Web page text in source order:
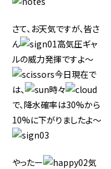
さて、お天気ですが、皆さ
ん
高気圧ギャ
ルの威力発揮ですよ～
今日現在で
は、
時々
で、降水確率は30%から
10%に下がりましたよ～
やったー
気